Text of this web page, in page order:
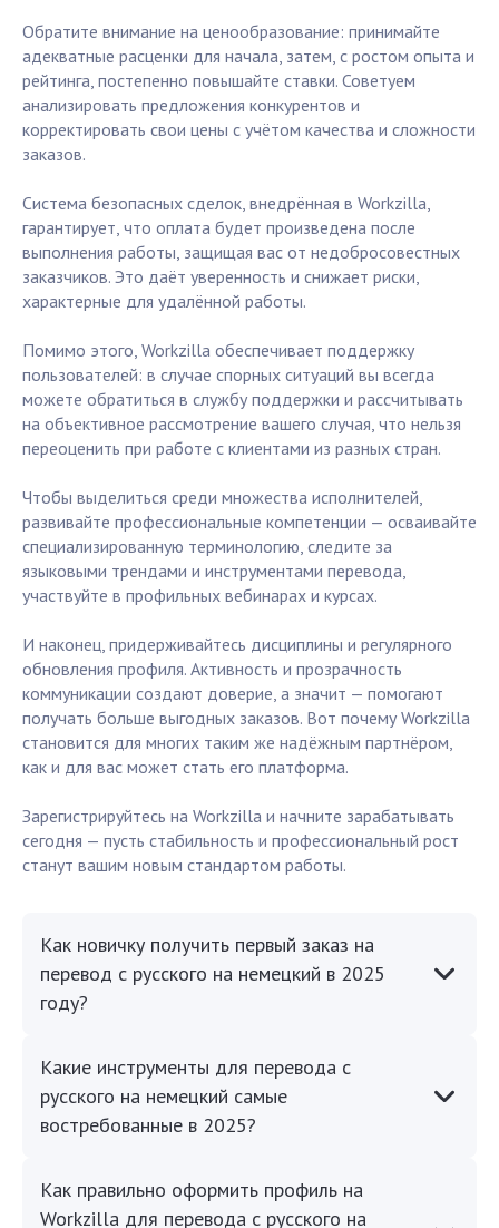
Обратите внимание на ценообразование: принимайте
адекватные расценки для начала, затем, с ростом опыта и
рейтинга, постепенно повышайте ставки. Советуем
анализировать предложения конкурентов и
корректировать свои цены с учётом качества и сложности
заказов.
Система безопасных сделок, внедрённая в Workzilla,
гарантирует, что оплата будет произведена после
выполнения работы, защищая вас от недобросовестных
заказчиков. Это даёт уверенность и снижает риски,
характерные для удалённой работы.
Помимо этого, Workzilla обеспечивает поддержку
пользователей: в случае спорных ситуаций вы всегда
можете обратиться в службу поддержки и рассчитывать
на объективное рассмотрение вашего случая, что нельзя
переоценить при работе с клиентами из разных стран.
Чтобы выделиться среди множества исполнителей,
развивайте профессиональные компетенции — осваивайте
специализированную терминологию, следите за
языковыми трендами и инструментами перевода,
участвуйте в профильных вебинарах и курсах.
И наконец, придерживайтесь дисциплины и регулярного
обновления профиля. Активность и прозрачность
коммуникации создают доверие, а значит — помогают
получать больше выгодных заказов. Вот почему Workzilla
становится для многих таким же надёжным партнёром,
как и для вас может стать его платформа.
Зарегистрируйтесь на Workzilla и начните зарабатывать
сегодня — пусть стабильность и профессиональный рост
станут вашим новым стандартом работы.
Как новичку получить первый заказ на
перевод с русского на немецкий в 2025
году?
Какие инструменты для перевода с
русского на немецкий самые
востребованные в 2025?
Как правильно оформить профиль на
Workzilla для перевода с русского на